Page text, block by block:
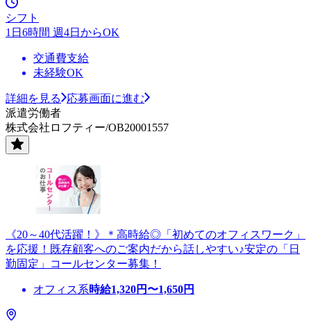
シフト
1日6時間 週4日からOK
交通費支給
未経験OK
詳細を見る
応募画面に進む
派遣労働者
株式会社ロフティー/OB20001557
《20～40代活躍！》＊高時給◎「初めてのオフィスワーク」
を応援！既存顧客へのご案内だから話しやすい♪安定の「日
勤固定」コールセンター募集！
オフィス系時給1,320円〜1,650円